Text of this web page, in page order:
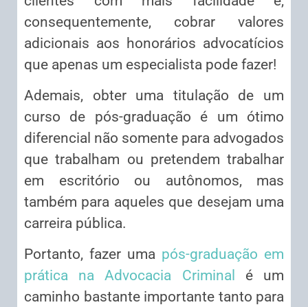
consequentemente, cobrar valores
adicionais aos honorários advocatícios
que apenas um especialista pode fazer!
Ademais, obter uma titulação de um
curso de pós-graduação é um ótimo
diferencial não somente para advogados
que trabalham ou pretendem trabalhar
em escritório ou autônomos, mas
também para aqueles que desejam uma
carreira pública.
Portanto, fazer uma pós-graduação em
prática na Advocacia Criminal
é um
caminho bastante importante tanto para